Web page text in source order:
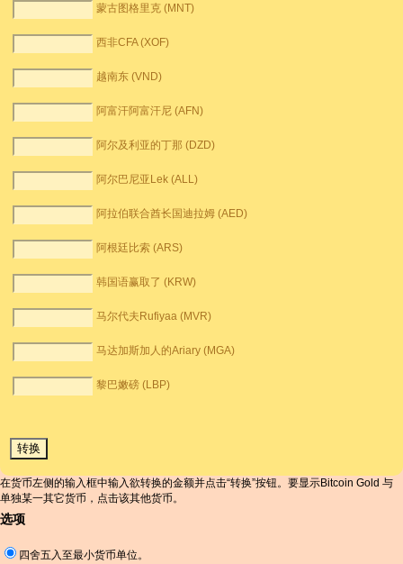
蒙古图格里克 (MNT)
西非CFA (XOF)
越南东 (VND)
阿富汗阿富汗尼 (AFN)
阿尔及利亚的丁那 (DZD)
阿尔巴尼亚Lek (ALL)
阿拉伯联合酋长国迪拉姆 (AED)
阿根廷比索 (ARS)
韩国语赢取了 (KRW)
马尔代夫Rufiyaa (MVR)
马达加斯加人的Ariary (MGA)
黎巴嫩磅 (LBP)
在货币左侧的输入框中输入欲转换的金额并点击“转换”按钮。要显示Bitcoin Gold 与
单独某一其它货币，点击该其他货币。
选项
四舍五入至最小货币单位。